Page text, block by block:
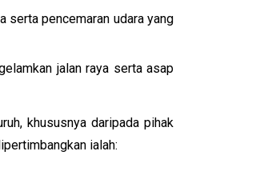
serta pencemaran udara yang
jalan raya serta asap
khususnya daripada pihak
ialah: